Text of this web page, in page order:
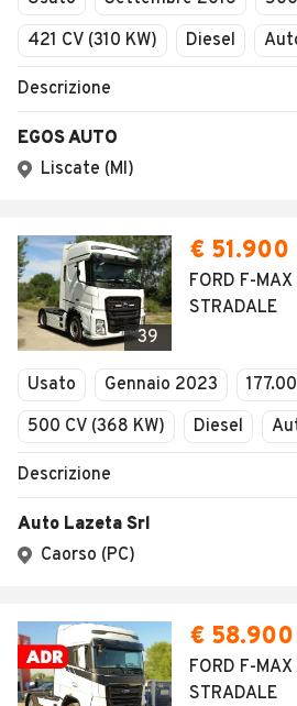
421 CV (310 KW)
Diesel
Descrizione
EGOS AUTO
Liscate (MI)
39
€ 51.900
FORD F-
STRADALE
Usato Gennaio 2023
500 CV (368 KW)
Diesel
Descrizione
Auto Lazeta Srl
Caorso (PC)
€ 58.900
FORD F-
STRADALE